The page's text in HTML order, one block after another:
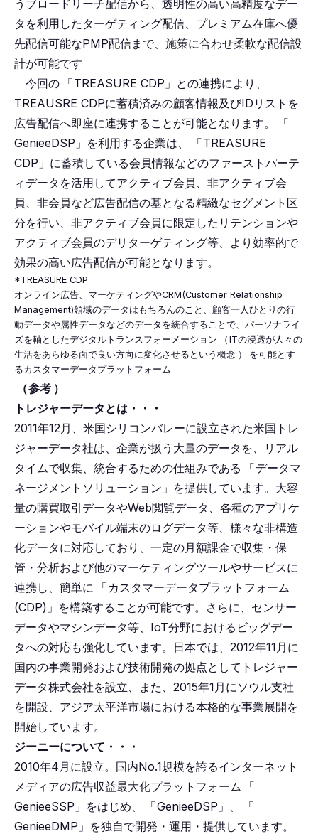
うブロードリーチ配信から、透明性の高い高精度なデー
タを利用したターゲティング配信、プレミアム在庫へ優
先配信可能なPMP配信まで、施策に合わせ柔軟な配信設
計が可能です
今回の 「TREASURE CDP」との連携により、
TREAUSRE CDPに蓄積済みの顧客情報及びIDリストを
広告配信へ即座に連携することが可能となります。
「
GenieeDSP」を利用する企業は、
「TREASURE
CDP」に蓄積している会員情報などのファーストパーテ
ィデータを活用してアクティブ会員、非アクティブ会
員、非会員など広告配信の基となる精緻なセグメント区
分を行い、非アクティブ会員に限定したリテンションや
アクティブ会員のデリターゲティング等、より効率的で
効果の高い広告配信が可能となります。
*TREASURE CDP
オンライン広告、マーケティングやCRM(Customer Relationship
Management)領域のデータはもちろんのこと、顧客一人ひとりの行
動データや属性データなどのデータを統合することで、パーソナライ
ズを軸としたデジタルトランスフォーメーション
（ITの浸透が人々の
生活をあらゆる面で良い方向に変化させるという概念 ）
を可能とす
るカスタマーデータプラットフォーム
（参考 ）
トレジャーデータとは・・・
2011年12月、米国シリコンバレーに設立された米国トレ
ジャーデータ社は、企業が扱う大量のデータを、リアル
タイムで収集、統合するための仕組みである
「データマ
ネージメントソリューション」を提供しています。大容
量の購買取引データやWeb閲覧データ、各種のアプリケ
ーションやモバイル端末のログデータ等、様々な非構造
化データに対応しており、一定の月額課金で収集・保
管・分析および他のマーケティングツールやサービスに
連携し、簡単に
「 カスタマーデータプラットフォーム
(CDP)」を構築することが可能です。さらに、センサー
データやマシンデータ等、IoT分野におけるビッグデー
タへの対応も強化しています。日本では、2012年11月に
国内の事業開発および技術開発の拠点としてトレジャー
データ株式会社を設立、また、2015年1月にソウル支社
を開設、アジア太平洋市場における本格的な事業展開を
開始しています。
ジーニーについて・・・
2010年4月に設立。国内No.1規模を誇るインターネット
メディアの広告収益最大化プラットフォーム
「
GenieeSSP」をはじめ、
「GenieeDSP」、
「
GenieeDMP」を独自で開発・運用・提供しています。